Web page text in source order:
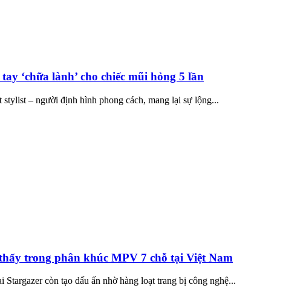
‘chữa lành’ cho chiếc mũi hỏng 5 lần
– người định hình phong cách, mang lại sự lộng...
trong phân khúc MPV 7 chỗ tại Việt Nam
còn tạo dấu ấn nhờ hàng loạt trang bị công nghệ...